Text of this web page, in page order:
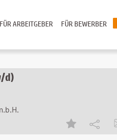
FÜR BEWERBER
FÜR ARBEITGEBER
d)